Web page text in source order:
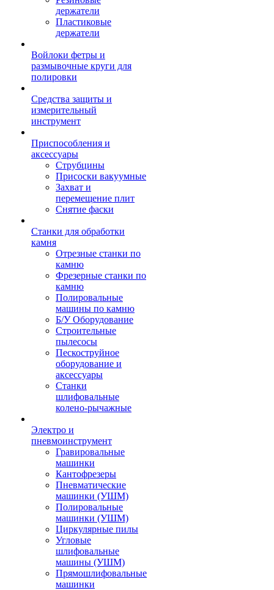
держатели
Пластиковые
держатели
Войлоки фетры и
размывочные круги для
полировки
Средства защиты и
измерительный
инструмент
Приспособления и
аксессуары
Струбцины
Присоски вакуумные
Захват и
перемещение плит
Снятие фаски
Станки для обработки
камня
Отрезные станки по
камню
Фрезерные станки по
камню
Полировальные
машины по камню
Б/У Оборудование
Строительные
пылесосы
Пескоструйное
оборудование и
аксессуары
Станки
шлифовальные
колено-рычажные
Электро и
пневмоинструмент
Гравировальные
машинки
Кантофрезеры
Пневматические
машинки (УШМ)
Полировальные
машинки (УШМ)
Циркулярные пилы
Угловые
шлифовальные
машины (УШМ)
Прямошлифовальные
машинки